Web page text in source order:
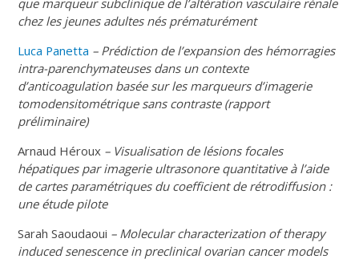
chez les jeunes adultes nés prématurément
Luca Panetta – Prédiction de l’expansion des hémorragies
intra-parenchymateuses dans un contexte
d’anticoagulation basée sur les marqueurs d’imagerie
tomodensitométrique sans contraste (rapport
préliminaire)
Arnaud Héroux – Visualisation de lésions focales
hépatiques par imagerie ultrasonore quantitative à l’aide
de cartes paramétriques du coefficient de rétrodiffusion :
une étude pilote
Sarah Saoudaoui – Molecular characterization of therapy
induced senescence in preclinical ovarian cancer models